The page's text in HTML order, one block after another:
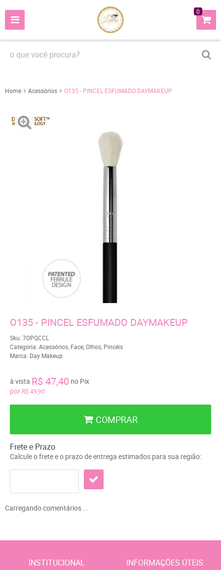
0
Home Acessórios O135 - PINCEL ESFUMADO DAYMAKEUP
O135 - PINCEL ESFUMADO DAYMAKEUP
Sku: 7OPQCCL
Categoria: Acessórios Face Olhos Pincéis
Marca: Day Makeup
por R$ 49,90
à vista R$ 47,40 no Pix
COMPRAR
Frete e Prazo
Calcule o frete e o prazo de entrega estimados para sua região:
Carregando comentários ...
INSTITUCIONAL INFORMAÇÕES ÚTEIS